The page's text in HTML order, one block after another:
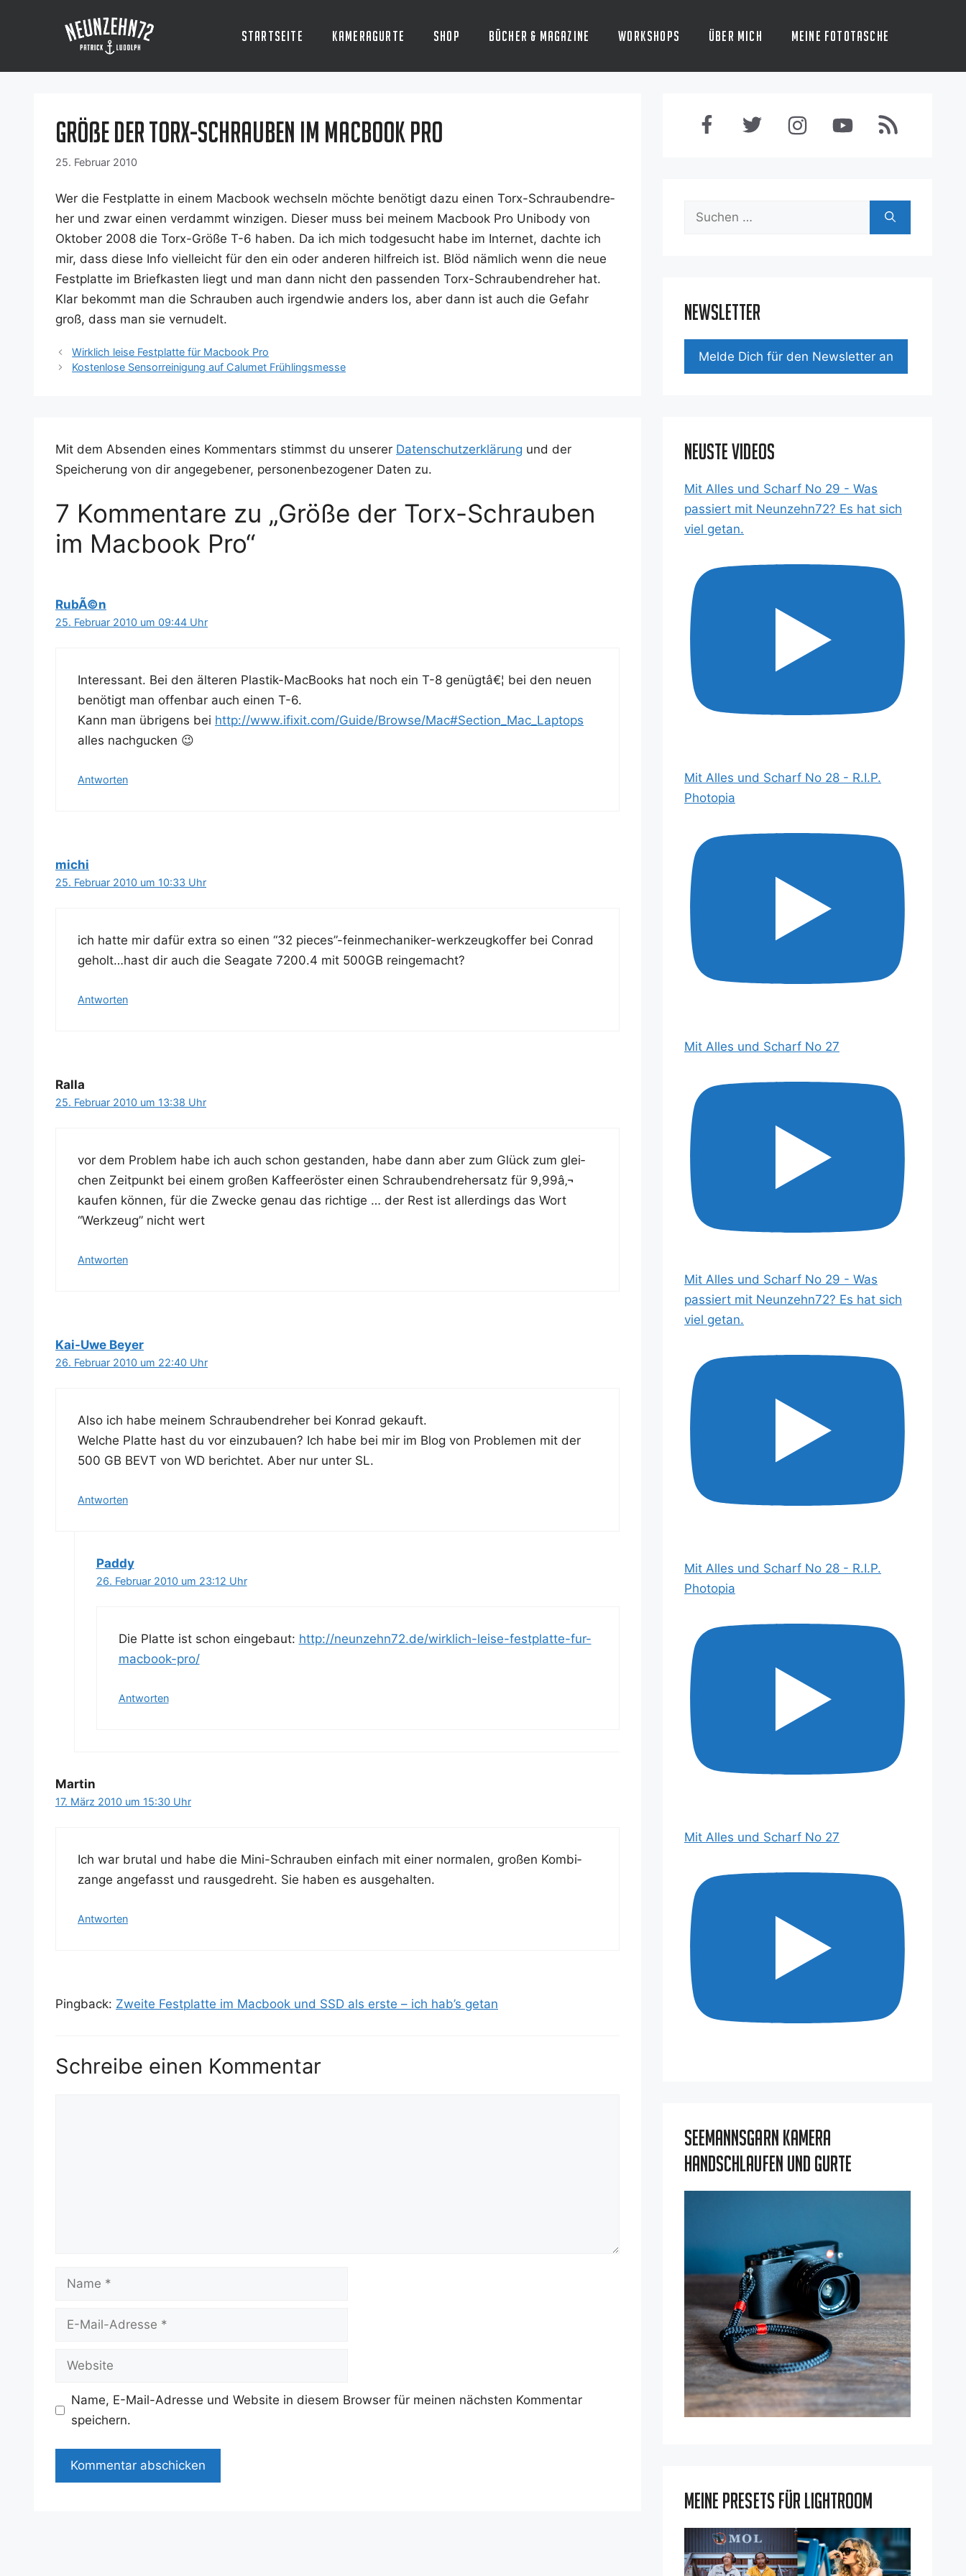
Startseite Kameragurte Shop Bücher & Magazine Workshops Über mich Meine Fototasche
Größe der Torx-Schrauben im Macbook Pro
25. Februar 2010
Wer die Fest­plat­te in einem Mac­book wech­seln möch­te benö­tigt dazu einen Torx-Schrau­ben­dre­
her und zwar einen ver­dammt win­zi­gen. Die­ser muss bei mei­nem Mac­book Pro Uni­bo­dy von
Okto­ber 2008 die Torx-Grö­ße T-6 haben. Da ich mich tod­ge­sucht habe im Inter­net, dach­te ich
mir, dass die­se Info viel­leicht für den ein oder ande­ren hilf­reich ist. Blöd näm­lich wenn die neue
Fest­plat­te im Brief­kas­ten liegt und man dann nicht den pas­sen­den Torx-Schrau­ben­dre­her hat.
Klar bekommt man die Schrau­ben auch irgend­wie anders los, aber dann ist auch die Gefahr
groß, dass man sie vernudelt.
Wirklich leise Festplatte für Macbook Pro
Kostenlose Sensorreinigung auf Calumet Frühlingsmesse
Mit dem Absenden eines Kommentars stimmst du unserer Datenschutzerklärung und der
Speicherung von dir angegebener, personenbezogener Daten zu.
7 Kommentare zu „Größe der Torx-Schrauben
im Macbook Pro“
RubÃ©n
25. Februar 2010 um 09:44 Uhr
Inter­es­sant. Bei den älte­ren Plas­tik-Mac­Books hat noch ein T-8 genüg­tâ€¦ bei den neu­en
benö­tigt man offen­bar auch einen T-6.
Kann man übri­gens bei http://www.ifixit.com/Guide/Browse/Mac#Section_Mac_Laptops
alles nachgucken 😉
Antworten
michi
25. Februar 2010 um 10:33 Uhr
ich hat­te mir dafür extra so einen “32 pieces”-feinmechaniker-werkzeugkoffer bei Con­rad
geholt…hast dir auch die Sea­gate 7200.4 mit 500GB reingemacht?
Antworten
Ralla
25. Februar 2010 um 13:38 Uhr
vor dem Pro­blem habe ich auch schon gestan­den, habe dann aber zum Glück zum glei­
chen Zeit­punkt bei einem gro­ßen Kaf­fee­rös­ter einen Schrau­ben­dre­her­satz für 9,99â‚¬
kau­fen kön­nen, für die Zwe­cke genau das rich­ti­ge … der Rest ist aller­dings das Wort
“Werk­zeug” nicht wert
Antworten
Kai-Uwe Beyer
26. Februar 2010 um 22:40 Uhr
Also ich habe mei­nem Schrau­ben­dre­her bei Kon­rad gekauft.
Wel­che Plat­te hast du vor ein­zu­bau­en? Ich habe bei mir im Blog von Pro­ble­men mit der
500 GB BEVT von WD berich­tet. Aber nur unter SL.
Antworten
Paddy
26. Februar 2010 um 23:12 Uhr
Die Plat­te ist schon ein­ge­baut: http://neunzehn72.de/wirklich-leise-festplatte-fur-
macbook-pro/
Antworten
Martin
17. März 2010 um 15:30 Uhr
Ich war bru­tal und habe die Mini-Schrau­ben ein­fach mit einer nor­ma­len, gro­ßen Kom­bi­
zan­ge ange­fasst und raus­ge­dreht. Sie haben es ausgehalten.
Antworten
Pingback: Zweite Festplatte im Macbook und SSD als erste – ich hab’s getan
Schreibe einen Kommentar
Name
Adresse
Website
Name, E-Mail-Adresse und Website in diesem Browser für meinen nächsten Kommentar
speichern.
Suchen
Newsletter
Mel­de Dich für den News­let­ter an
Neuste Videos
Mit Alles und Scharf No 29 - Was
passiert mit Neunzehn72? Es hat sich
viel getan.
Mit Alles und Scharf No 28 - R.I.P.
Photopia
Mit Alles und Scharf No 27
Mit Alles und Scharf No 29 - Was
passiert mit Neunzehn72? Es hat sich
viel getan.
Mit Alles und Scharf No 28 - R.I.P.
Photopia
Mit Alles und Scharf No 27
Seemannsgarn Kamera
Handschlaufen und Gurte
Meine Presets für Lightroom